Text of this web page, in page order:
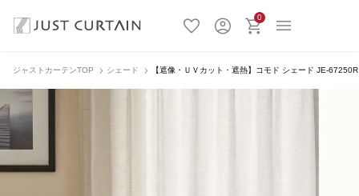
0
ジャストカーテンTOP シェード 【遮像・ＵＶカット・遮熱】コモド シェード JE-